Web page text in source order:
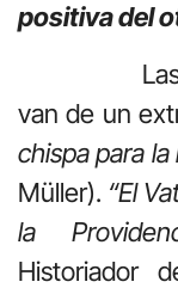
positiva del
Las
van de un
chispa para la
Müller). “El
la
Historiador